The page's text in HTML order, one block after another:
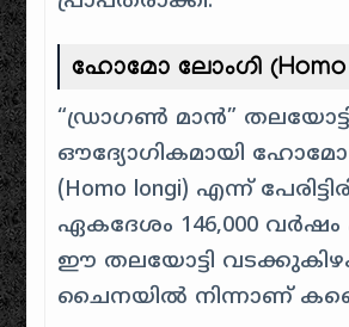
ഹോമോ ലോംഗി (Homo
“ഡ്രാഗൺ മാൻ”
ഔദ്യോഗികമായി ഹോമോ
(Homo longi) എന്ന്
ഏകദേശം 146,000
ഈ തലയോട്ടി
ചൈനയിൽ നിന്നാണ്